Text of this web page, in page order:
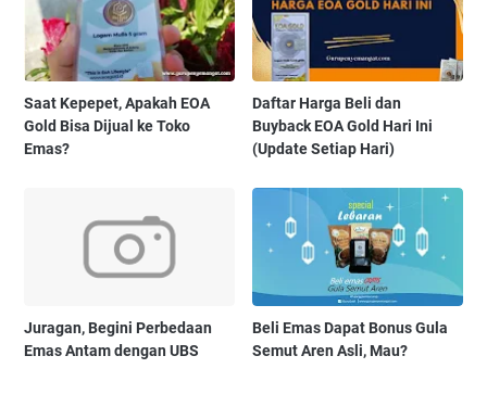
Saat Kepepet, Apakah EOA
Gold Bisa Dijual ke Toko
Emas?
Daftar Harga Beli dan
Buyback EOA Gold Hari Ini
(Update Setiap Hari)
Juragan, Begini Perbedaan
Emas Antam dengan UBS
Beli Emas Dapat Bonus Gula
Semut Aren Asli, Mau?